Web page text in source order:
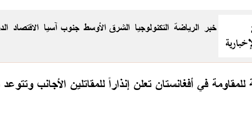
الاقتصاد جنوب آسيا الشرق الأوسط التكنولوجيا الرياضة خبر
للمقاومة في أفغانستان تعلن إنذاراً للمقاتلين الأجانب